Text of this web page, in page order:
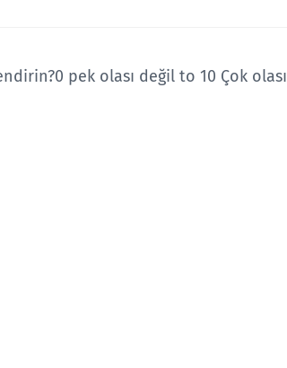
0 pek olası değil to 10 Çok olası